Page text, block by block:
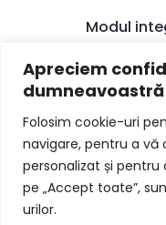
Apreciem
dumneavoastră
Folosim cookie-uri
navigare, pentru a
personalizat și pentru
pe „Accept toate”,
urilor.
Modul